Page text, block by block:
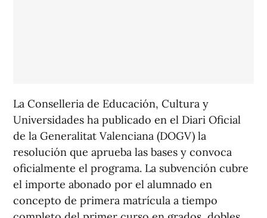
La Conselleria de Educación, Cultura y
Universidades ha publicado en el Diari Oficial
de la Generalitat Valenciana (DOGV) la
resolución que aprueba las bases y convoca
oficialmente el programa. La subvención cubre
el importe abonado por el alumnado en
concepto de primera matrícula a tiempo